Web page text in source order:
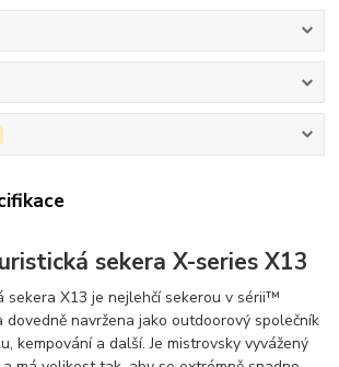
sekera X-series X13
sekera X13 je nejlehčí sekerou v sérii™
dovedně navržena jako outdoorový společník
kempování a další. Je mistrovsky vyvážený